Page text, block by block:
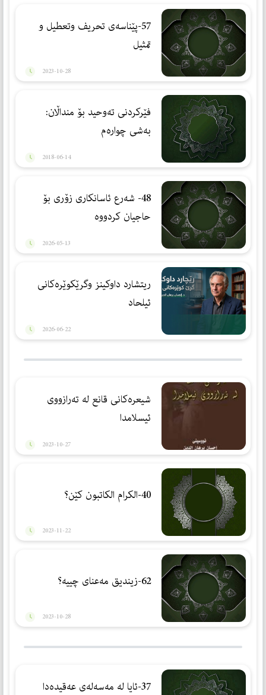
57-پێناسەی تحریف وتعطیل و
تمثیل
2023-10-28
فێركردنی ته‌وحید بۆ منداڵان:
به‌شی چواره‌م
2018-06-14
48- شەرع ئاسانكاری زۆری بۆ
حاجیان كردووە
2026-05-13
ریتشارد داوكینز وگرێكوێرەكانی
ئیلحاد
2026-06-22
شیعرەكانی قانع لە تەرازووی
ئیسلامدا
2023-10-27
40-الكرام الكاتبون كێن؟
2023-11-22
62-زیندیق مەعنای چییە؟
2023-10-28
37-ئایا لە مەسەلەی عەقیدەدا